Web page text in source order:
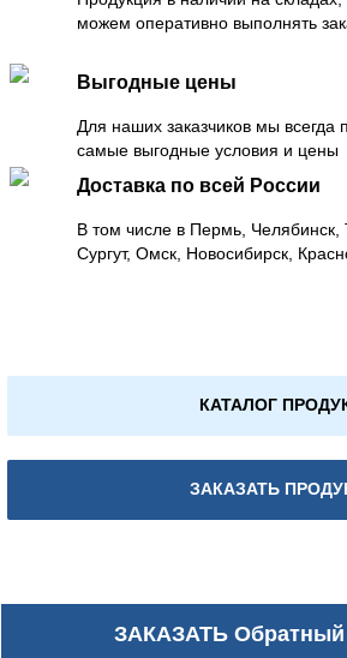
можем оперативно выполнять
Выгодные цены
Для наших заказчиков мы всегда
самые выгодные условия и цены
Доставка по всей России
В том числе в Пермь, Челябинск,
Сургут, Омск, Новосибирск,
КАТАЛОГ
ЗАКАЗАТЬ
ЗАКАЗАТЬОбратный